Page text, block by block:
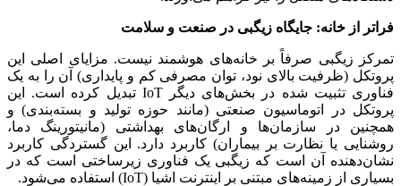
فراتر از خانه: جایگاه زیگبی در صنعت و سلامت
تمرکز زیگبی صرفاً بر خانه‌های هوشمند نیست. مزایای اصلی این
پروتکل (ظرفیت بالای نود، توان مصرفی کم و پایداری) آن را به یک
فناوری تثبیت شده در بخش‌های دیگر IoT تبدیل کرده است. این
پروتکل در اتوماسیون صنعتی (مانند حوزه تولید و بسته‌بندی) و
همچنین در سازمان‌ها و ارگان‌های بهداشتی (مانیتورینگ دما،
روشنایی یا نظارت بر بیماران) کاربرد دارد. این گستردگی کاربرد
نشان‌دهنده آن است که زیگبی یک فناوری زیرساختی است که در
بسیاری از زمینه‌های مبتنی بر اینترنت اشیا (IoT) استفاده می‌شود.